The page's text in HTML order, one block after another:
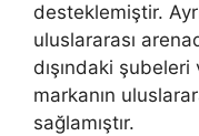
desteklemiştir.
uluslararası
dışındaki şubeleri
markanın
sağlamıştır.